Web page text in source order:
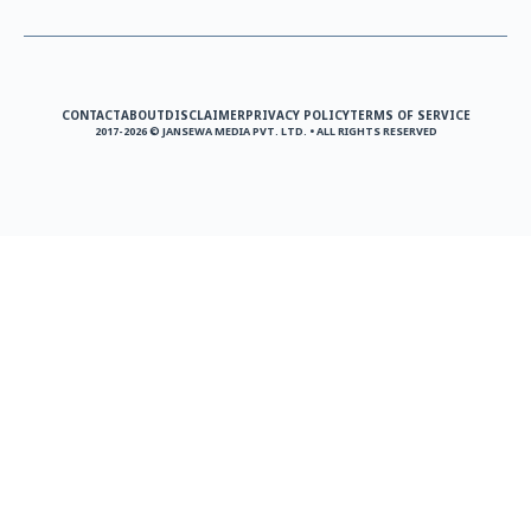
CONTACTABOUTDISCLAIMERPRIVACY POLICYTERMS OF SERVICE
2017-2026 © JANSEWA MEDIA PVT. LTD. • ALL RIGHTS RESERVED